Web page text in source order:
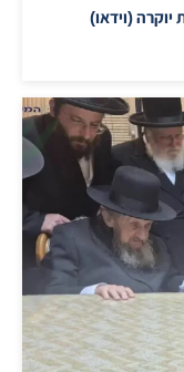
(וידאו)